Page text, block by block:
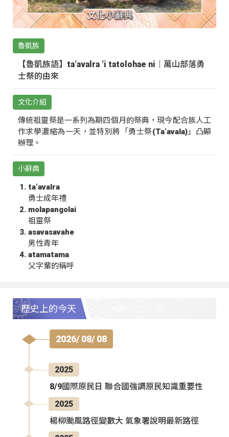
魯凱族
【魯凱族語】ta‘avalra ‘i tatolohae ni｜萬山部落勇
士祭的由來
文化介紹
傳統祖靈祭是一系列為期四個月的祭典，現今配合族人工
作求學濃縮為一天，並特別將「勇士祭(Ta‘avala)」凸顯
辦理。
小辭典
ta‘avalra
勇士成年禮
molapangolai
祖靈祭
asavasavahe
男性青年
atamatama
父字輩的稱呼
歷史上的今天
2026/ 08/ 08
2025
8/9國際原民日 聯合國強調原民知識重要性
2025
楊柳颱風路徑變數大 氣象署說明最新路徑